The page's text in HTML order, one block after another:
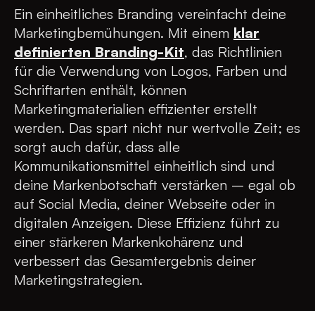
Ein einheitliches Branding vereinfacht deine
Marketingbemühungen. Mit einem klar
definierten Branding-Kit, das Richtlinien
für die Verwendung von Logos, Farben und
Schriftarten enthält, können
Marketingmaterialien effizienter erstellt
werden. Das spart nicht nur wertvolle Zeit; es
sorgt auch dafür, dass alle
Kommunikationsmittel einheitlich sind und
deine Markenbotschaft verstärken – egal ob
auf Social Media, deiner Webseite oder in
digitalen Anzeigen. Diese Effizienz führt zu
einer stärkeren Markenkohärenz und
verbessert das Gesamtergebnis deiner
Marketingstrategien.